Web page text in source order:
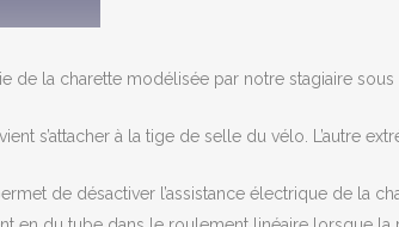
de la charette modélisée par notre stagiaire sous
s’attacher à la tige de selle du vélo. L’autre
de désactiver l’assistance électrique de la